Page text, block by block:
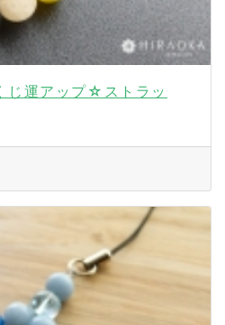
じ運アップ☆ストラッ